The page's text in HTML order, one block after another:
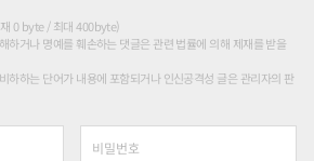
0 byte / 최대 400byte)
하거나 명예를 훼손하는 댓글은 관련 법률에 의해 제재를 받을
하하는 단어가 내용에 포함되거나 인신공격성 글은 관리자의 판